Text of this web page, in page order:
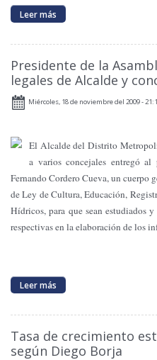
Leer más
Presidente de la
legales de Alcalde y
Miércoles, 18 de noviembre del 2009 -
El Alcalde del Distrito
a varios concejales entregó al
Fernando Cordero Cueva, un cuerpo
de Ley de Cultura, Educación,
Hídricos, para que sean estudiados
respectivas en la elaboración de los
Leer más
Tasa de crecimiento
según Diego Borja